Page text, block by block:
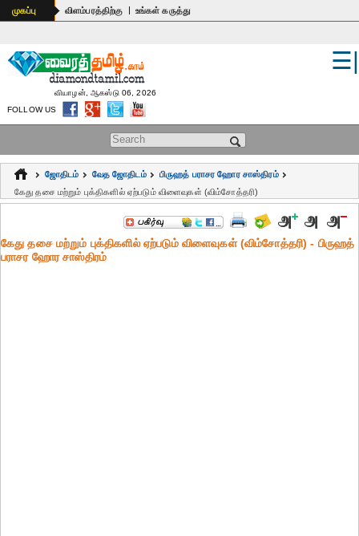
உலகம்
பொதுஅறிவு
கல்வி
ஆன்மிகம்
மருத்துவம்
முகப்பு விளம்பரத்திற்கு | உங்கள் கருத்து
Search form
☰|
வியாழன், ஆகஸ்டு 06, 2026
FOLLOW US
ஜோதிடம் வேத ஜோதிடம்
பிருஹத் பராசர ஹோர சாஸ்திரம்
கேது தசை மற்றும் புக்திகளில் ஏற்படும் விளைவுகள் (விம்சோத்தரி)
கேது தசை மற்றும் புக்திகளில் ஏற்படும் விளைவுகள் (விம்சோத்தரி) - பிருஹத்
பராசர ஹோர சாஸ்திரம்